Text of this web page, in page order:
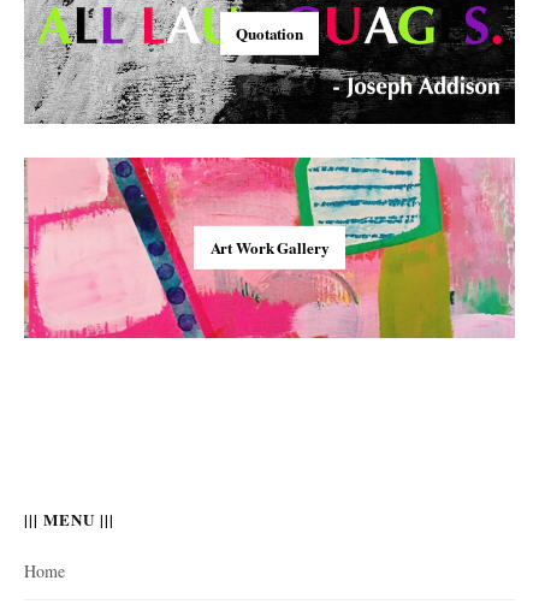
Quotation
Art Work Gallery
||| MENU |||
Home